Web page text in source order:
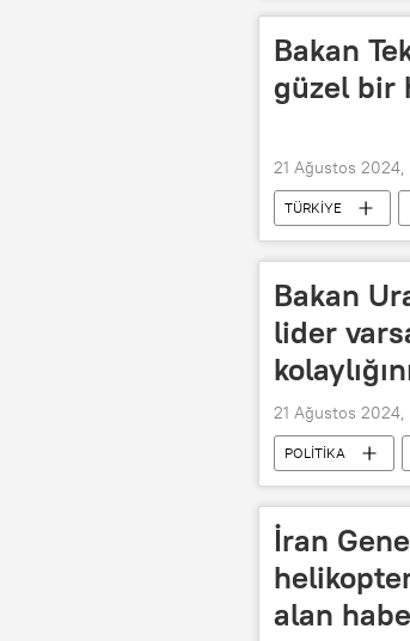
Bakan
güzel bir
21 Ağustos 2024,
TÜRKİYE
Öğretmen
Bakan
lider
21 Ağustos 2024,
POLİTİKA
Bitlis
İran
alan